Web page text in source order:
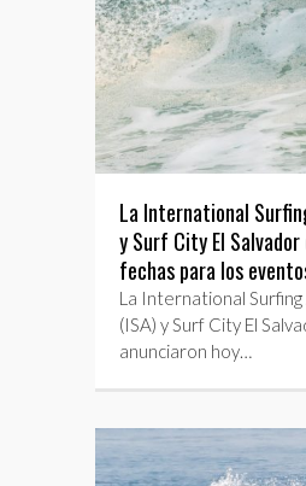
La International
y Surf City El
fechas para los
La International
(ISA) y Surf City El
anunciaron hoy…